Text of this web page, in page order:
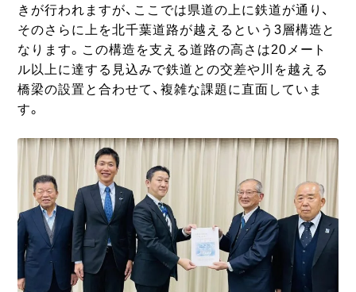
きが行われますが、ここでは県道の上に鉄道が通り、
そのさらに上を北千葉道路が越えるという3層構造と
なります。この構造を支える道路の高さは20メート
ル以上に達する見込みで鉄道との交差や川を越える
橋梁の設置と合わせて、複雑な課題に直面していま
す。